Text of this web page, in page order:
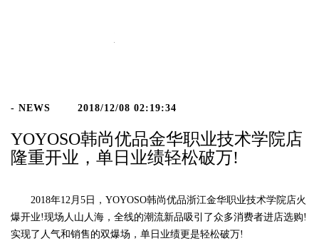
- NEWS 2018/12/08 02:19:34
YOYOSO韩尚优品金华职业技术学院店
隆重开业，单日业绩轻松破万!
2018年12月5日，YOYOSO韩尚优品浙江金华职业技术学院店火
爆开业!现场人山人海，全线的潮流新品吸引了众多消费者进店选购!
实现了人气和销售的双爆场，单日业绩更是轻松破万!